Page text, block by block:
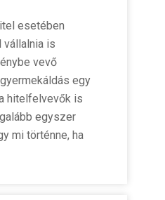
esetében
vállalnia is
vevő
egy
hitelfelvevők is
egyszer
mi történne, ha